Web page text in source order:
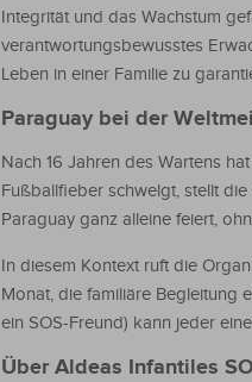
Integrität und das Wachstum
verantwortungsbewusstes
Leben in einer Familie zu
Paraguay bei der
Nach 16 Jahren des Wartens
Fußballfieber schwelgt, stellt
Paraguay ganz alleine feiert,
In diesem Kontext ruft die
Monat, die familiäre Begleitung
ein SOS-Freund) kann jeder
Über Aldeas Infantiles